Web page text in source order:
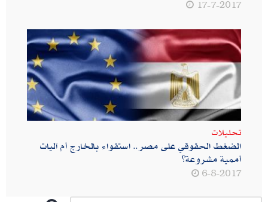
17-7-2017
تحليلات
الضغط الحقوقي على مصر.. استقواء بالخارج أم آليات
أممية مشروعة؟
6-8-2017